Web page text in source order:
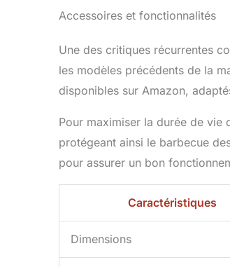
Accessoires et fonctionnalités
Une des critiques récurrentes
les modèles précédents de la
disponibles sur Amazon,
Pour maximiser la durée de vie
protégeant ainsi le barbecue
pour assurer un bon
Caractéristiques
Dimensions